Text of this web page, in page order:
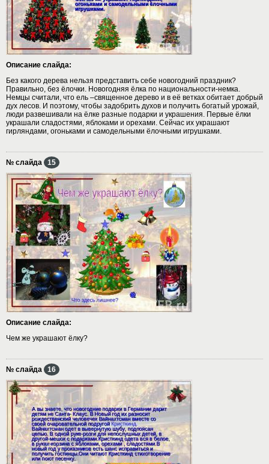
Описание слайда:
Без какого дерева нельзя представить себе новогодний праздник?
Правильно, без ёлочки. Новогодняя ёлка по национальности-немка.
Немцы считали, что ель –священное дерево и в её ветках обитает добрый
дух лесов. И поэтому, чтобы задобрить духов и получить богатый урожай,
люди развешивали на ёлке разные подарки и украшения. Первые ёлки
украшали сладостями, яблоками и орехами. Сейчас их украшают
гирляндами, огоньками и самодельными ёлочными игрушками.
№ слайда 15
Описание слайда:
Чем же украшают ёлку?
№ слайда 16